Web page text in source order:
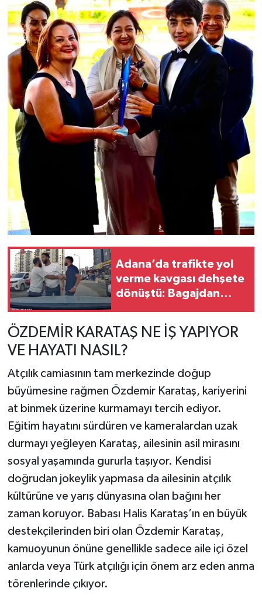
Adana’da trafikte yol
verme kavgası dehşete
dönüştü: Bagajdan
ÖZDEMİR KARATAŞ NE İŞ YAPIYOR
VE HAYATI NASIL?
Atçılık camiasının tam merkezinde doğup
büyümesine rağmen Özdemir Karataş, kariyerini
at binmek üzerine kurmamayı tercih ediyor.
Eğitim hayatını sürdüren ve kameralardan uzak
durmayı yeğleyen Karataş, ailesinin asil mirasını
sosyal yaşamında gururla taşıyor. Kendisi
doğrudan jokeylik yapmasa da ailesinin atçılık
kültürüne ve yarış dünyasına olan bağını her
zaman koruyor. Babası Halis Karataş’ın en büyük
destekçilerinden biri olan Özdemir Karataş,
kamuoyunun önüne genellikle sadece aile içi özel
anlarda veya Türk atçılığı için önem arz eden anma
törenlerinde çıkıyor.